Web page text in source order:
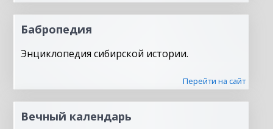
Бабропедия
Энциклопедия сибирской истории.
Перейти на сайт
Вечный календарь